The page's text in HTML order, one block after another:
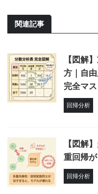
関連記事
【図解
方｜自
完全マ
回帰分析
【図解
重回帰
回帰分析